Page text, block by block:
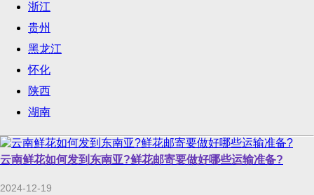
浙江
贵州
黑龙江
怀化
陕西
湖南
云南鲜花如何发到东南亚?鲜花邮寄要做好哪些运输准备?
2024-12-19